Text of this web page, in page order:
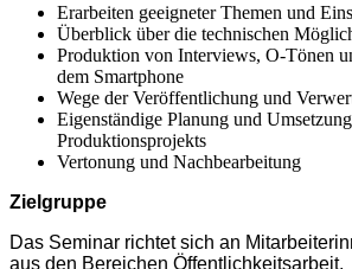
Erarbeiten geeigneter Themen und
Überblick über die technischen
Produktion von Interviews, O-Tönen
dem Smartphone
Wege der Veröffentlichung und
Eigenständige Planung und
Produktionsprojekts
Vertonung und Nachbearbeitung
Zielgruppe
Das Seminar richtet sich an
aus den Bereichen Öffentlichkeitsarbeit,